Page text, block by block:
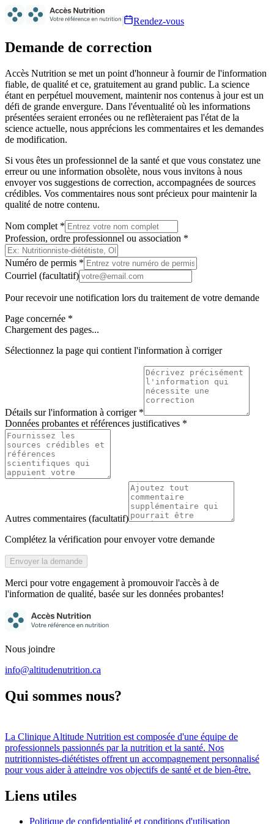
Rendez-vous
Demande de correction
Accès Nutrition se met un point d'honneur à fournir de l'information
fiable, de qualité et ce, gratuitement au grand public. La science
étant en perpétuel mouvement, maintenir nos contenus à jour est un
défi de grande envergure. Dans l'éventualité où les informations
présentées seraient erronées ou ne reflèteraient pas l'état de la
science actuelle, nous apprécions les commentaires et les demandes
de modification.
Si vous êtes un professionnel de la santé et que vous constatez une
erreur ou une information obsolète, nous vous invitons à nous
envoyer vos suggestions de correction, accompagnées de sources
crédibles. Vos commentaires nous sont précieux pour maintenir la
qualité de notre contenu.
Nom complet *
Profession, ordre professionnel ou association *
Numéro de permis *
Courriel (facultatif)
Pour recevoir une notification lors du traitement de votre demande
Page concernée *
Chargement des pages...
Sélectionnez la page qui contient l'information à corriger
Détails sur l'information à corriger *
Données probantes et références justificatives *
Autres commentaires (facultatif)
Complétez la vérification pour envoyer votre demande
Envoyer la demande
Merci pour votre engagement à promouvoir l'accès à de
l'information de qualité, basée sur les données probantes!
Nous joindre
info@altitudenutrition.ca
Qui sommes nous?
La Clinique Altitude Nutrition est composée d'une équipe de
professionnels passionnés par la nutrition et la santé. Nos
nutritionnistes-diététistes offrent un accompagnement personnalisé
pour vous aider à atteindre vos objectifs de santé et de bien-être.
Liens utiles
Politique de confidentialité et conditions d'utilisation